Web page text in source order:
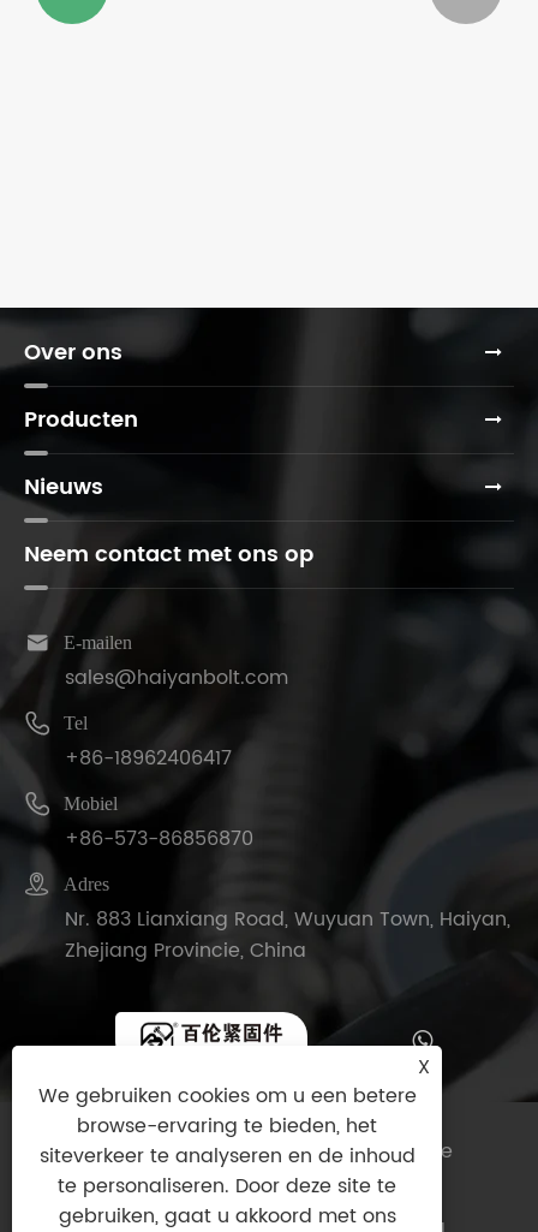
Over ons
Producten
Nieuws
Neem contact met ons op
 E-mailen
sales@haiyanbolt.com
 Tel
+86-18962406417
 Mobiel
+86-573-86856870
 Adres
Nr. 883 Lianxiang Road, Wuyuan Town, Haiyan,
Zhejiang Provincie, China
Copyright © 2025 Haiyan Bolt Co., Ltd. Alle
rechten voorbehouden.
X
We gebruiken cookies om u een betere
browse-ervaring te bieden, het
siteverkeer te analyseren en de inhoud
te personaliseren. Door deze site te
gebruiken, gaat u akkoord met ons